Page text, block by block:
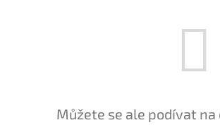
Můžete se ale podívat